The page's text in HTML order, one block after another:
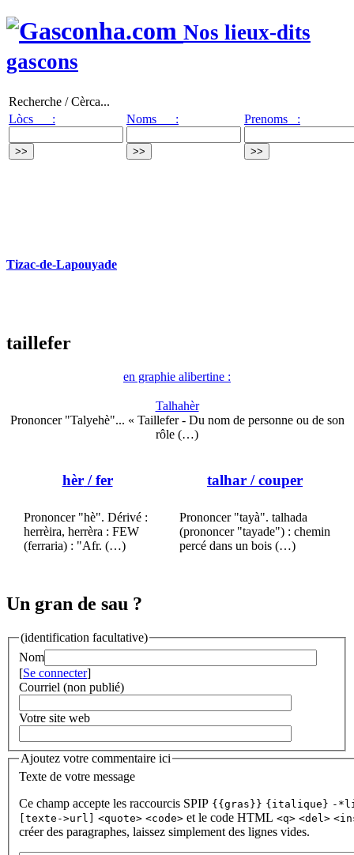
Nos lieux-dits
gascons
Recherche / Cèrca...
Lòcs :
Noms : Prenoms :
Tizac-de-Lapouyade
taillefer
en graphie alibertine :
Talhahèr
Prononcer "Talyehè"... « Taillefer - Du nom de personne ou de son
rôle (…)
hèr/ fer
Prononcer "hè". Dérivé :
herrèira, herrèra : FEW
(ferraria) : "Afr. (…)
talhar / couper
Prononcer "tayà". talhada
(prononcer "tayade") : chemin
percé dans un bois (…)
Un gran de sau ?
(identification facultative)
Nom
[Se connecter]
Courriel (non publié)
Votre site web
Ajoutez votre commentaire ici
Texte de votre message
Ce champ accepte les raccourcis SPIP {{gras}} {italique} -
[texte->url]
<quote> <code> et le code HTML <q> <del>
créer des paragraphes, laissez simplement des lignes vides.